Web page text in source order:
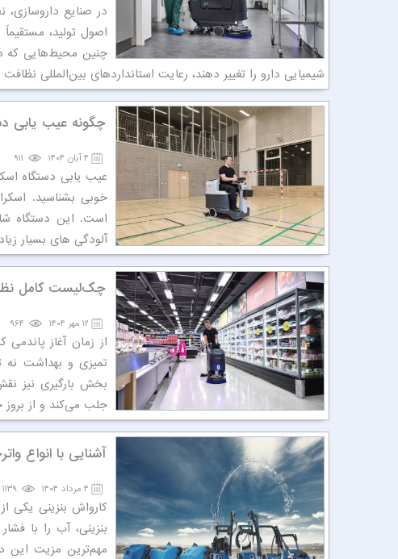
در صنایع داروسازی،
اصول تولید،
چنین محیط‌هایی که
شیمیایی دارو را تغییر دهند، رعایت استانداردهای بین‌المللی
چگونه عیب یابی
۴ آبان ۱۴۰۴
عیب یابی دستگاه
خوبی بشناسید.
است. این دستگاه
آلودگی های بسیار
چک‌لیست کامل
۱۲ مهر ۱۴۰۴
از زمان آغاز
تمیزی و بهداشت نه
بخش بارگیری نیز
جلب می‌کند و از
آشنایی با انواع
۴ مرداد ۱۴۰۴ ۱۱۳۹
کارواش بنزینی یکی
بنزینی، آب را با
مهم‌ترین مزیت این